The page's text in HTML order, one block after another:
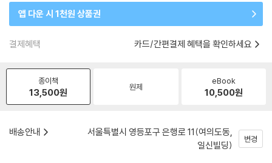
앱 다운 시 1천원 상품권
결제혜택 카드/간편결제 혜택을 확인하세요
종이책
13,500원 원제
eBook
10,500원
배송안내
서울특별시 영등포구 은행로 11(여의도동,
일신빌딩)
변경